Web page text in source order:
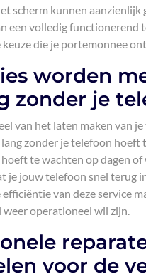
scherm kunnen
een volledig functionerend
die je portemonnee
worden
zonder je
van het laten maken van
zonder je telefoon hoeft
te wachten op dagen
je jouw telefoon snel terug
efficiëntie van deze service
weer operationeel wil zijn.
voor de